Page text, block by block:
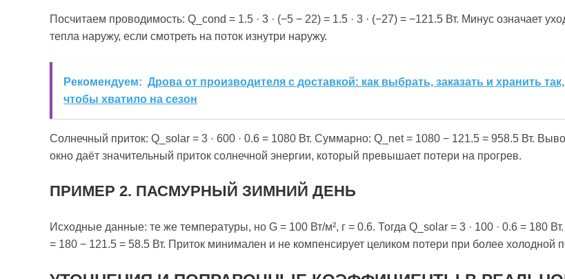
Посчитаем проводимость: Q_cond = 1.5 · 3 · (−5 − 22) = 1.5 · 3 · (−27) = −121.5 Вт. Минус означает
тепла наружу, если смотреть на поток изнутри наружу.
Рекомендуем: Дрова от производителя с доставкой: как выбрать, заказать и хранить так,
чтобы хватило на сезон
Солнечный приток: Q_solar = 3 · 600 · 0.6 = 1080 Вт. Суммарно: Q_net = 1080 − 121.5 = 958.5 Вт.
окно даёт значительный приток солнечной энергии, который превышает потери на прогрев.
ПРИМЕР 2. ПАСМУРНЫЙ ЗИМНИЙ ДЕНЬ
Исходные данные: те же температуры, но G = 100 Вт/м², г = 0.6. Тогда Q_solar = 3 · 100 · 0.6 = 180
= 180 − 121.5 = 58.5 Вт. Приток минимален и не компенсирует целиком потери при более холодной